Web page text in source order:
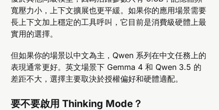
寬壓力小，上下文擴展也更平緩。如果你的應用場景需要
長上下文加上穩定的工具呼叫，它目前是消費級硬體上最
實用的選擇。
但如果你的場景以中文為主，Qwen 系列在中文任務上的
表現通常更好。英文場景下 Gemma 4 和 Qwen 3.5 的
差距不大，選擇主要取決於授權偏好和硬體適配。
要不要啟用 Thinking Mode？